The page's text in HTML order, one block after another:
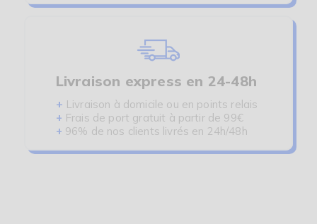
Livraison express en 24-48h
+ Livraison à domicile ou en points relais
+ Frais de port gratuit à partir de 99€
+ 96% de nos clients livrés en 24h/48h